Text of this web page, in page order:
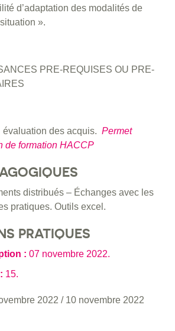
d’adaptation des modalités de
».
PRE-REQUISES OU PRE-
évaluation des acquis. Permet
de formation HACCP
distribués – Échanges avec les
pratiques. Outils excel.
PRATIQUES
: 07 novembre 2022.
15.
2022 / 10 novembre 2022